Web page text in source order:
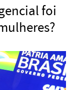
foi